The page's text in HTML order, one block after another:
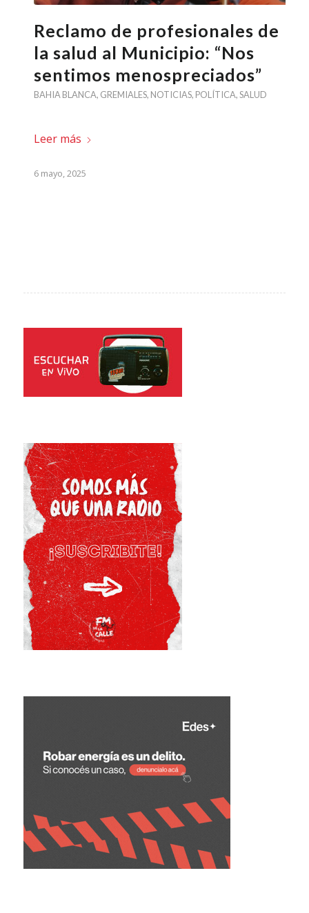
Reclamo de profesionales de
la salud al Municipio: “Nos
sentimos menospreciados”
BAHIA BLANCA, GREMIALES, NOTICIAS, POLÍTICA,SALUD
Leer más
6 mayo, 2025